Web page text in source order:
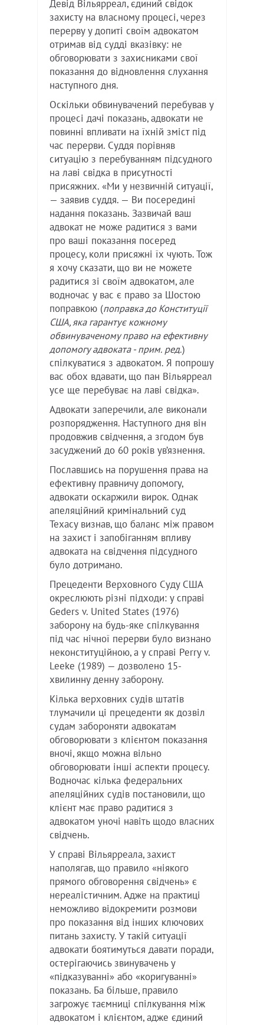
Девід Вільярреал, єдиний свідок
захисту на власному процесі, через
перерву у допиті своїм адвокатом
отримав від судді вказівку: не
обговорювати з захисниками свої
показання до відновлення слухання
наступного дня.
Оскільки обвинувачений перебував у
процесі дачі показань, адвокати не
повинні впливати на їхній зміст під
час перерви. Суддя порівняв
ситуацію з перебуванням підсудного
на лаві свідка в присутності
присяжних. «Ми у незвичній ситуації,
— заявив суддя. — Ви посередині
надання показань. Зазвичай ваш
адвокат не може радитися з вами
про ваші показання посеред
процесу, коли присяжні їх чують. Тож
я хочу сказати, що ви не можете
радитися зі своїм адвокатом, але
водночас у вас є право за Шостою
поправкою (поправка до Конституції
США, яка гарантує кожному
обвинуваченому право на ефективну
допомогу адвоката - прим. ред.)
спілкуватися з адвокатом. Я попрошу
вас обох вдавати, що пан Вільярреал
усе ще перебуває на лаві свідка».
Адвокати заперечили, але виконали
розпорядження. Наступного дня він
продовжив свідчення, а згодом був
засуджений до 60 років ув’язнення.
Пославшись на порушення права на
ефективну правничу допомогу,
адвокати оскаржили вирок. Однак
апеляційний кримінальний суд
Техасу визнав, що баланс між правом
на захист і запобіганням впливу
адвоката на свідчення підсудного
було дотримано.
Прецеденти Верховного Суду США
окреслюють різні підходи: у справі
Geders v. United States (1976)
заборону на будь-яке спілкування
під час нічної перерви було визнано
неконституційною, а у справі Perry v.
Leeke (1989) — дозволено 15-
хвилинну денну заборону.
Кілька верховних судів штатів
тлумачили ці прецеденти як дозвіл
судам забороняти адвокатам
обговорювати з клієнтом показання
вночі, якщо можна вільно
обговорювати інші аспекти процесу.
Водночас кілька федеральних
апеляційних судів постановили, що
клієнт має право радитися з
адвокатом уночі навіть щодо власних
свідчень.
У справі Вільярреала, захист
наполягав, що правило «ніякого
прямого обговорення свідчень» є
нереалістичним. Адже на практиці
неможливо відокремити розмови
про показання від інших ключових
питань захисту. У такій ситуації
адвокати боятимуться давати поради,
остерігаючись звинувачень у
«підказуванні» або «коригуванні»
показань. Ба більше, правило
загрожує таємниці спілкування між
адвокатом і клієнтом, адже єдиний